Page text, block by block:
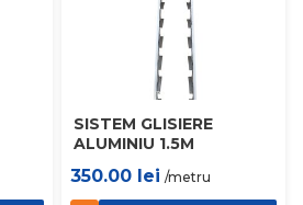
SISTEM GLISIERE
ALUMINIU 1.5M
350.00 lei /metru